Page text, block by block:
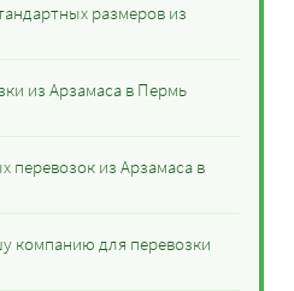
размеров из
из Арзамаса в Пермь
перевозок из Арзамаса в
компанию для перевозки